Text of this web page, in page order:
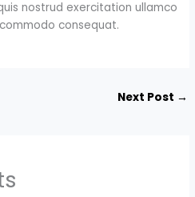
nostrud exercitation ullamco
consequat.
Next Post →